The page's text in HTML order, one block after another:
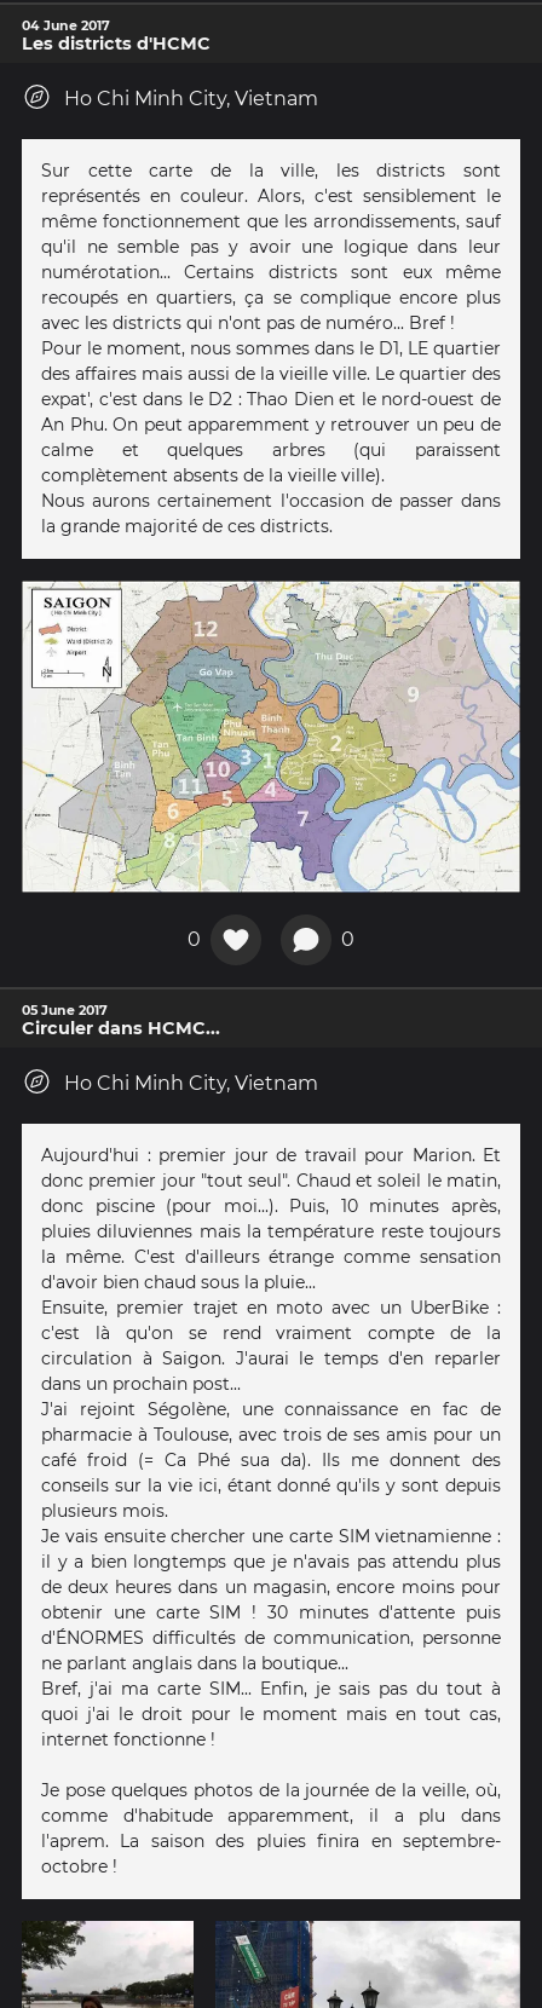
04 June 2017
Les districts d'HCMC
Ho Chi Minh City, Vietnam
Sur cette carte de la ville, les districts sont
représentés en couleur. Alors, c'est sensiblement le
même fonctionnement que les arrondissements, sauf
qu'il ne semble pas y avoir une logique dans leur
numérotation... Certains districts sont eux même
recoupés en quartiers, ça se complique encore plus
avec les districts qui n'ont pas de numéro... Bref !
Pour le moment, nous sommes dans le D1, LE quartier
des affaires mais aussi de la vieille ville. Le quartier des
expat', c'est dans le D2 : Thao Dien et le nord-ouest de
An Phu. On peut apparemment y retrouver un peu de
calme et quelques arbres (qui paraissent
complètement absents de la vieille ville).
Nous aurons certainement l'occasion de passer dans
la grande majorité de ces districts.
0 0
05 June 2017
Circuler dans HCMC...
Ho Chi Minh City, Vietnam
Aujourd'hui : premier jour de travail pour Marion. Et
donc premier jour "tout seul". Chaud et soleil le matin,
donc piscine (pour moi...). Puis, 10 minutes après,
pluies diluviennes mais la température reste toujours
la même. C'est d'ailleurs étrange comme sensation
d'avoir bien chaud sous la pluie...
Ensuite, premier trajet en moto avec un UberBike :
c'est là qu'on se rend vraiment compte de la
circulation à Saigon. J'aurai le temps d'en reparler
dans un prochain post...
J'ai rejoint Ségolène, une connaissance en fac de
pharmacie à Toulouse, avec trois de ses amis pour un
café froid (= Ca Phé sua da). Ils me donnent des
conseils sur la vie ici, étant donné qu'ils y sont depuis
plusieurs mois.
Je vais ensuite chercher une carte SIM vietnamienne :
il y a bien longtemps que je n'avais pas attendu plus
de deux heures dans un magasin, encore moins pour
obtenir une carte SIM ! 30 minutes d'attente puis
d'ÉNORMES difficultés de communication, personne
ne parlant anglais dans la boutique...
Bref, j'ai ma carte SIM... Enfin, je sais pas du tout à
quoi j'ai le droit pour le moment mais en tout cas,
internet fonctionne !
Je pose quelques photos de la journée de la veille, où,
comme d'habitude apparemment, il a plu dans
l'aprem. La saison des pluies finira en septembre-
octobre !